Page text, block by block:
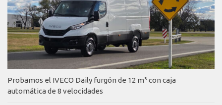
Probamos el IVECO Daily furgón de 12 m³ con caja
automática de 8 velocidades